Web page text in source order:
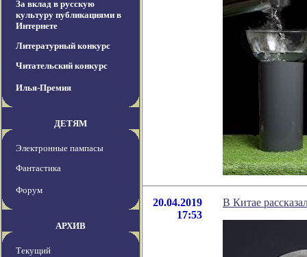
За вклад в русскую
культуру публикациями в
Интернете
Литературный конкурс
Читательский конкурс
Илья-Премия
ДЕТЯМ
Электронные пампасы
Фантастика
Форум
АРХИВ
Текущий
20.04.2019
17:53
В Китае